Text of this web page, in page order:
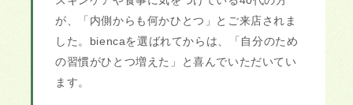
が、「内側からも何かひとつ」とご来店されま
した。biencaを選ばれてからは、「自分のため
の習慣がひとつ増えた」と喜んでいただいてい
ます。